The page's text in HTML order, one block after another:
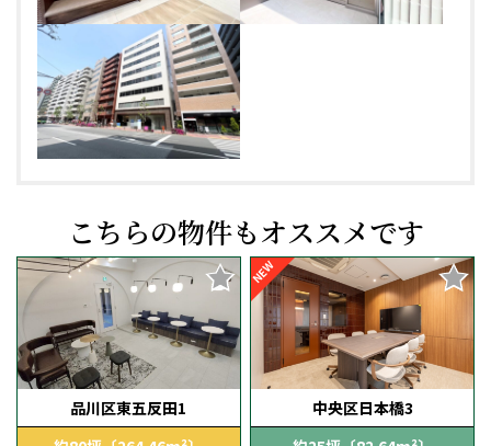
こちらの物件もオススメです
品川区東五反田1
NEW
中央区日本橋3